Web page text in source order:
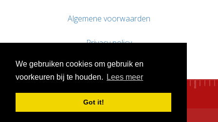
We gebruiken cookies om gebruik en
voorkeuren bij te houden.
Lees meer
Got it!
Algemene voorwaarden
Privacy policy
Contact / Support